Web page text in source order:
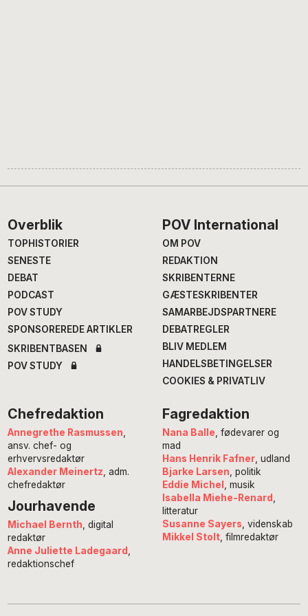
Footer
Overblik
TOPHISTORIER
SENESTE
DEBAT
PODCAST
POV STUDY
SPONSOREREDE ARTIKLER
SKRIBENTBASEN
POV STUDY
POV International
OM POV
REDAKTION
SKRIBENTERNE
GÆSTESKRIBENTER
SAMARBEJDSPARTNERE
DEBATREGLER
BLIV MEDLEM
HANDELSBETINGELSER
COOKIES & PRIVATLIV
Chefredaktion
Annegrethe Rasmussen,
ansv. chef- og
erhvervsredaktør
Alexander Meinertz, adm.
chefredaktør
Jourhavende
Michael Bernth , digital
redaktør
Anne Juliette Ladegaard
redaktionschef
Fagredaktion
Nana Balle, fødevarer og
mad
Hans Henrik Fafner, udland
Bjarke Larsen, politik
Eddie Michel , musik
Isabella Miehe-Renard ,
litteratur
Susanne Sayers, videnskab
Mikkel Stolt, filmredaktør